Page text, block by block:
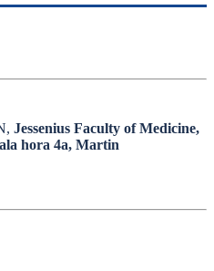
Jessenius Faculty of Medicine,
hora 4a, Martin